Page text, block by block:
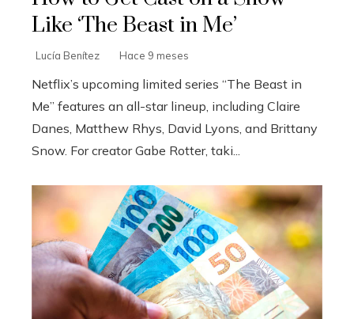
Like ‘The Beast in Me’
Lucía Benítez Hace 9 meses
Netflix’s upcoming limited series “The Beast in
Me” features an all-star lineup, including Claire
Danes, Matthew Rhys, David Lyons, and Brittany
Snow. For creator Gabe Rotter, taki...